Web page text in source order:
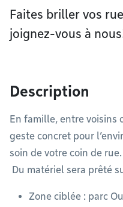
Faites briller vos
joignez-vous à
Description
En famille, entre voisins
geste concret pour
soin de votre coin de rue.
Du matériel sera prêté
Zone ciblée : parc